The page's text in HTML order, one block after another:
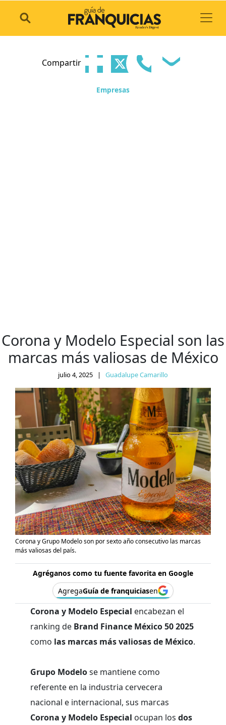
Compartir
Empresas
Corona y Modelo Especial son las
marcas más valiosas de México
julio 4, 2025 | Guadalupe Camarillo
Corona y Grupo Modelo son por sexto año consecutivo las marcas
más valiosas del país.
Agréganos como tu fuente favorita en Google
AgregaGuía de franquiciasen
Corona y Modelo Especial encabezan el
ranking de Brand Finance México 50 2025
como las marcas más valiosas de México.
Grupo Modelose mantiene como
referente en la industria cervecera
nacional e internacional, sus marcas
Corona y Modelo Especial ocupan los dos